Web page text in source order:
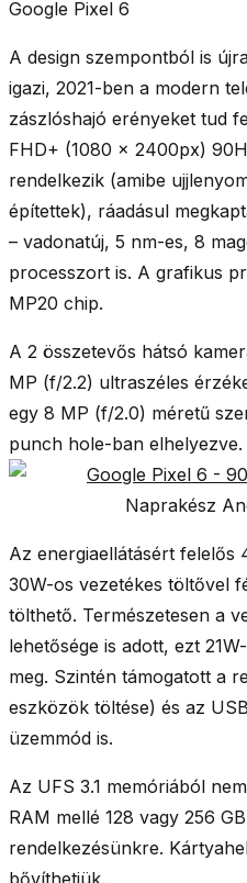
Google Pixel 6
A design szempontból is
igazi, 2021-ben a modern
zászlóshajó erényeket tud
FHD+ (1080 × 2400px)
rendelkezik (amibe
építettek), ráadásul
– vadonatúj, 5 nm-es, 8
processzort is. A grafikus
MP20 chip.
A 2 összetevős hátsó
MP (f/2.2) ultraszéles
egy 8 MP (f/2.0) méretű
punch hole-ban elhelyezve.
Naprakész
Az energiaellátásért felelős
30W-os vezetékes töltővel
tölthető. Természetesen a
lehetősége is adott, ezt
meg. Szintén támogatott a
eszközök töltése) és az
üzemmód is.
Az UFS 3.1 memóriából
RAM mellé 128 vagy 256
rendelkezésünkre.
bővíthetjük.